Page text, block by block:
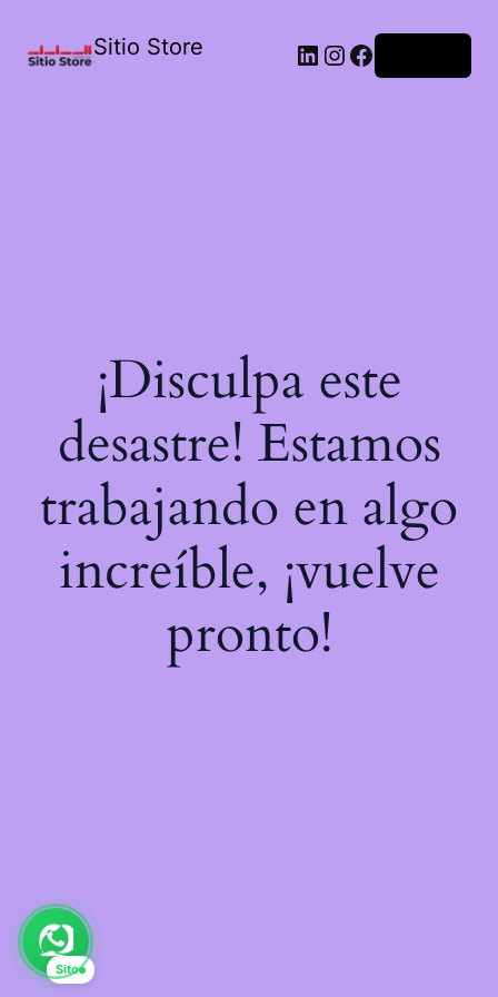
Sitio Store
¡Disculpa este
desastre! Estamos
trabajando en algo
increíble, ¡vuelve
pronto!
Sito